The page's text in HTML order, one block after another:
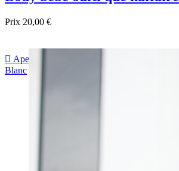
Prix 20,00 €
 Aperçu rapide
Blanc